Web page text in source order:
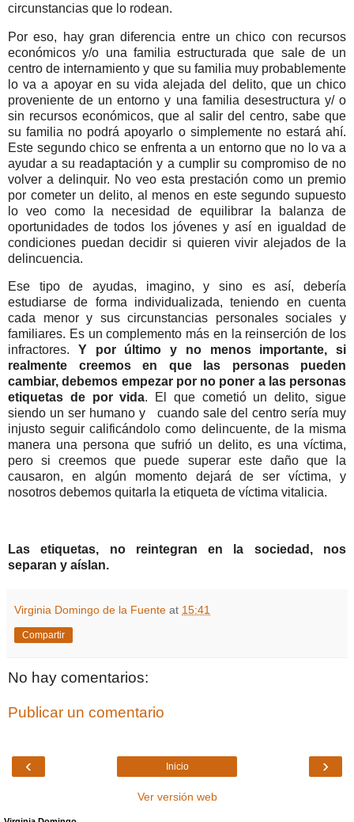
circunstancias que lo rodean.
Por eso, hay gran diferencia entre un chico con recursos
económicos y/o una familia estructurada que sale de un
centro de internamiento y que su familia muy probablemente
lo va a apoyar en su vida alejada del delito, que un chico
proveniente de un entorno y una familia desestructura y/ o
sin recursos económicos, que al salir del centro, sabe que
su familia no podrá apoyarlo o simplemente no estará ahí.
Este segundo chico se enfrenta a un entorno que no lo va a
ayudar a su readaptación y a cumplir su compromiso de no
volver a delinquir. No veo esta prestación como un premio
por cometer un delito, al menos en este segundo supuesto
lo veo como la necesidad de equilibrar la balanza de
oportunidades de todos los jóvenes y así en igualdad de
condiciones puedan decidir si quieren vivir alejados de la
delincuencia.
Ese tipo de ayudas, imagino, y sino es así, debería
estudiarse de forma individualizada, teniendo en cuenta
cada menor y sus circunstancias personales sociales y
familiares. Es un complemento más en la reinserción de los
infractores. Y por último y no menos importante, si
realmente creemos en que las personas pueden
cambiar, debemos empezar por no poner a las personas
etiquetas de por vida. El que cometió un delito, sigue
siendo un ser humano y cuando sale del centro sería muy
injusto seguir calificándolo como delincuente, de la misma
manera una persona que sufrió un delito, es una víctima,
pero si creemos que puede superar este daño que la
causaron, en algún momento dejará de ser víctima, y
nosotros debemos quitarla la etiqueta de víctima vitalicia.
Las etiquetas, no reintegran en la sociedad, nos
separan y aíslan.
Virginia Domingo de la Fuente at 15:41
Compartir
No hay comentarios:
Publicar un comentario
‹ ›
Inicio
Ver versión web